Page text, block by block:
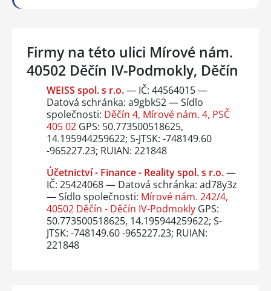
Firmy na této ulici Mírové nám.
40502 Děčín IV-Podmokly, Děčín
WEISS spol. s r.o.— IČ: 44564015 —
Datová schránka: a9gbk52 — Sídlo
společnosti: Děčín 4, Mírové nám. 4, PSČ
405 02GPS: 50.773500518625,
14.195944259622; S-JTSK: -748149.60
-965227.23; RUIAN: 221848
Účetnictví - Finance - Reality spol. s r.o.—
IČ: 25424068 — Datová schránka: ad78y3z
— Sídlo společnosti: Mírové nám. 242/4,
40502 Děčín - Děčín IV-PodmoklyGPS:
50.773500518625, 14.195944259622; S-
JTSK: -748149.60 -965227.23; RUIAN:
221848